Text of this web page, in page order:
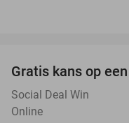
Gratis kans op
Social Deal Win
Online